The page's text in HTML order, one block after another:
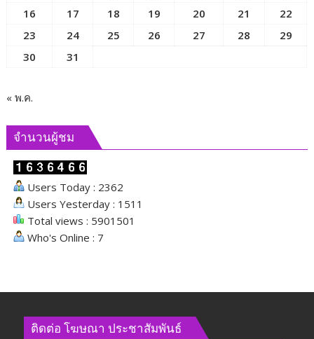
ขับ
เคลื่อน
16
17 18 19 20 21
22
23
24 25 26 27 28
29
30
31
« พ.ค.
จำนวนผู้ชม
Users Today : 2362
Users Yesterday : 1511
Total views : 5901501
Who's Online : 7
ติดต่อ​ โฆษณา​ ประชาสัมพันธ์